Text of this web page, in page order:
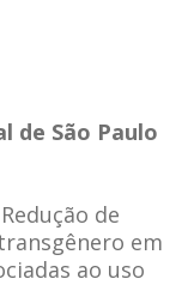
de São Paulo
de
em
ao uso